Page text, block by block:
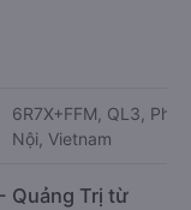
6R7X+FFM, QL3, Phủ
Nội, Vietnam
Quảng Trị từ